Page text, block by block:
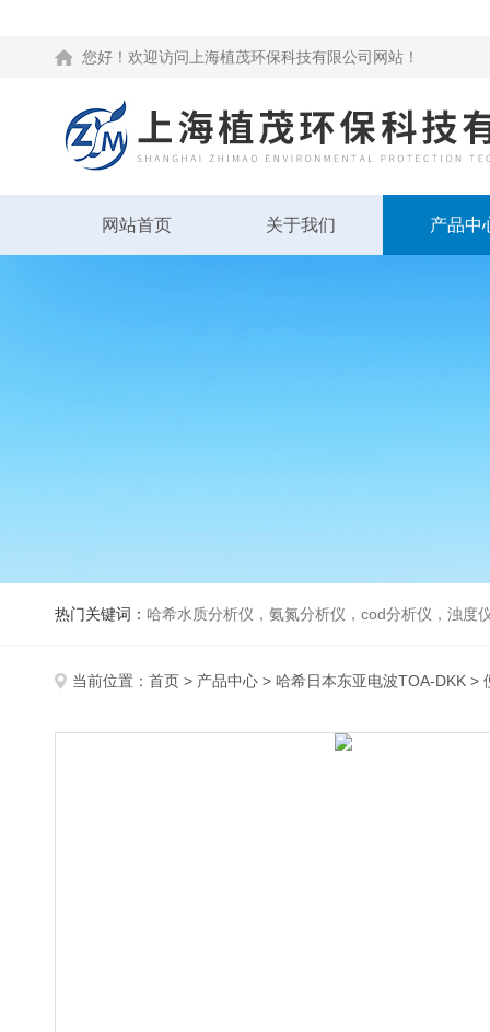
您好！欢迎访问上海植茂环保科技有限公司网站！
网站首页 关于我们 产品中
热门关键词： 哈希水质分析仪，氨氮分析仪，cod分析仪，浊度
当前位置： 首页 > 产品中心 > 哈希日本东亚电波TOA-DKK >